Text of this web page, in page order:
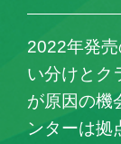
2022年発
い分けとク
が原因の機
ンターは拠